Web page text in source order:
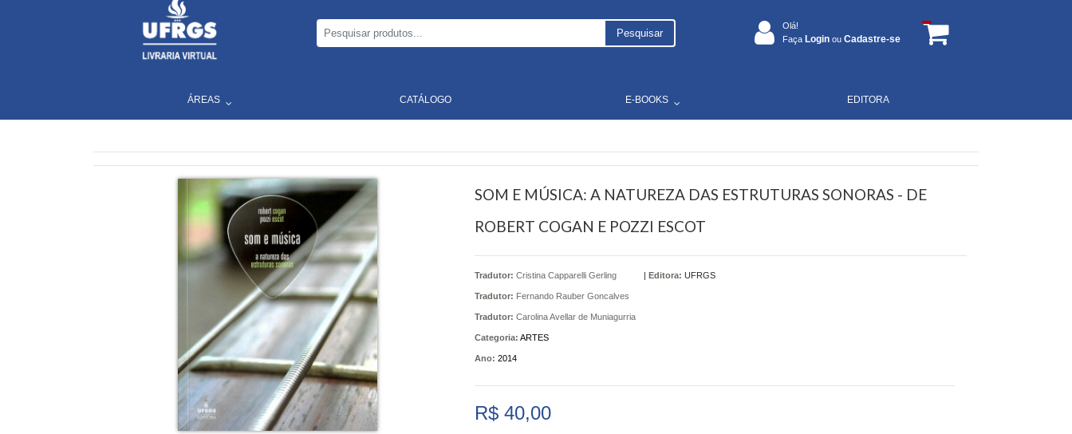
Pesquisar
Olá!
Faça Login ou Cadastre-se
ÁREAS CATÁLOGO E-BOOKS EDITORA
SOM E MÚSICA: A NATUREZA DAS ESTRUTURAS SONORAS - DE
ROBERT COGAN E POZZI ESCOT
Tradutor: Cristina Capparelli Gerling
Tradutor: Fernando Rauber Goncalves
Tradutor: Carolina Avellar de Muniagurria
| Editora: UFRGS
Categoria: ARTES
Ano: 2014
R$ 40,00